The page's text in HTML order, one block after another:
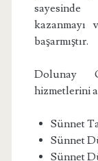
kazanmayı
başarmıştır.
Dolunay
hizmetlerini
Sünnet
Sünnet
Sünnet